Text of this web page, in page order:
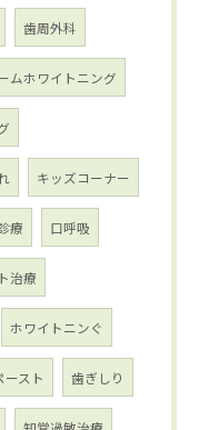
歯周外科
ムホワイトニング
キッズコーナー
療 口呼吸
治療
ホワイトニンぐ
スト 歯ぎしり